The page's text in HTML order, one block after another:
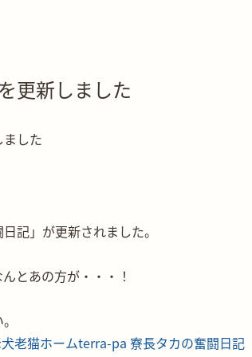
更新しました
記」が更新されました。
とあの方が・・・！
老猫ホームterra-pa 寮長タカの奮闘日記